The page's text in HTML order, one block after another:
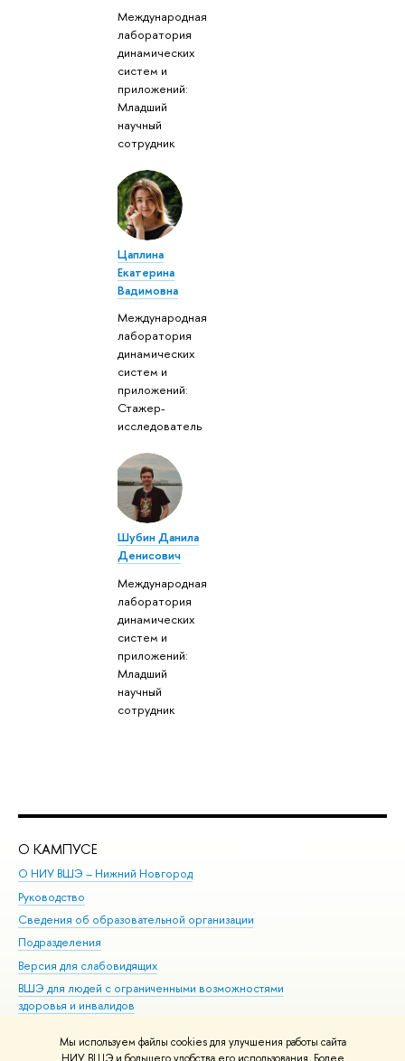
Мы используем файлы cookies для улучшения работы сайта
Международная
лаборатория
динамических
систем и
приложений:
Младший
научный
сотрудник
Цаплина
Екатерина
Вадимовна
Международная
лаборатория
динамических
систем и
приложений:
Стажер-
исследователь
Шубин Данила
Денисович
Международная
лаборатория
динамических
систем и
приложений:
Младший
научный
сотрудник
О КАМПУСЕ
О НИУ ВШЭ – Нижний Новгород
Руководство
Сведения об образовательной организации
Подразделения
Версия для слабовидящих
ВШЭ для людей с ограниченными возможностями
здоровья и инвалидов